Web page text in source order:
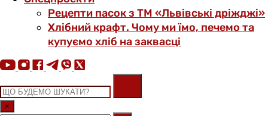
Рецепти пасок з ТМ «Львівські дріжджі»
Хлібний крафт. Чому ми їмо, печемо та
купуємо хліб на заквасці
×